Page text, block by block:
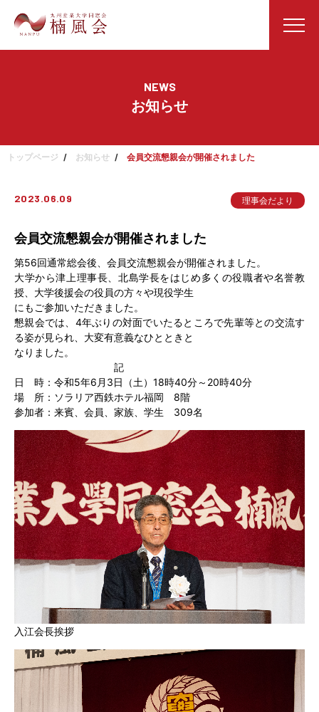
NEWS
お知らせ
トップページ お知らせ 会員交流懇親会が開催されました
2023.06.09 理事会だより
会員交流懇親会が開催されました
第56回通常総会後、会員交流懇親会が開催されました。
大学から津上理事長、北島学長をはじめ多くの役職者や名誉教
授、大学後援会の役員の方々や現役学生
にもご参加いただきました。
懇親会では、4年ぶりの対面でいたるところで先輩等との交流す
る姿が見られ、大変有意義なひとときと
なりました。
記
日 時：令和5年6月3日（土）18時40分～20時40分
場 所：ソラリア西鉄ホテル福岡 8階
参加者：来賓、会員、家族、学生 309名
入江会長挨拶